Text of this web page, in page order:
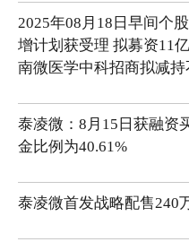
2025年08月18日早间个
增计划获受理 拟募资11
南微医学中科招商拟减
泰凌微：8月15日获融资
金比例为40.61%
泰凌微首发战略配售240